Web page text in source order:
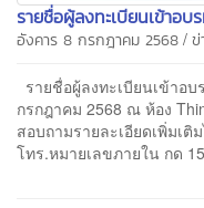
รายชื่อผู้ลงทะเบียนเข้าอ
อังคาร 8 กรกฎาคม 2568 / ข่
รายชื่อผู้ลงทะเบียนเข้าอ
กรกฎาคม 2568 ณ ห้อง
สอบถามรายละเอียดเพิ่มเ
โทร.หมายเลขภายใน กด